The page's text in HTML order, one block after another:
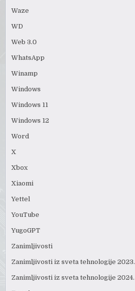
Waze
WD
Web 3.0
WhatsApp
Winamp
Windows
Windows 11
Windows 12
Word
X
Xbox
Xiaomi
Yettel
YouTube
YugoGPT
Zanimljivosti
Zanimljivosti iz sveta tehnologije 2023.
Zanimljivosti iz sveta tehnologije 2024.